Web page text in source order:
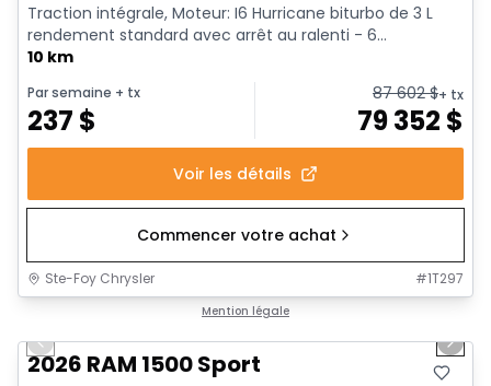
Traction intégrale, Moteur: I6 Hurricane biturbo de 3 L
rendement standard avec arrêt au ralenti - 6...
10 km
Par semaine + tx
237 $
87 602$+ tx
79 352 $
Voir les détails
Commencer votre achat
Ste-Foy Chrysler #1T297
Mention légale
Previous slide Next
2026 RAM 1500 Sport